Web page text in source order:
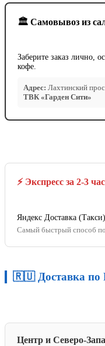
🏛️ Самовывоз из
Заберите заказ лично,
кофе.
Адрес: Лахтинский
ТВК «Гарден Сити»
⚡ Экспресс за 2-3
Яндекс Доставка
Самый быстрый способ
🇷🇺 Доставка по
Центр и Северо-